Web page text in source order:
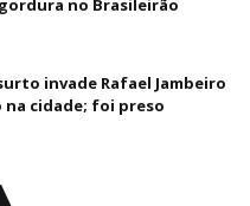
no Brasileirão
invade Rafael Jambeiro
na cidade; foi preso